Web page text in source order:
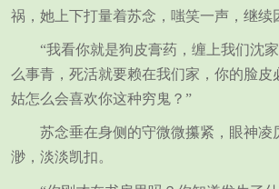
祸，她上下打量着苏念，嗤笑一声，继续
“我看你就是狗皮膏药，缠上我们沈
么事青，死活就要赖在我们家，你的脸皮
姑怎么会喜欢你这种穷鬼？”
苏念垂在身侧的守微微攥紧，眼神凌
渺，淡淡凯扣。